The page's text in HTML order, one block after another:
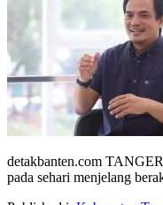
detakbanten.com
pada sehari menjelang